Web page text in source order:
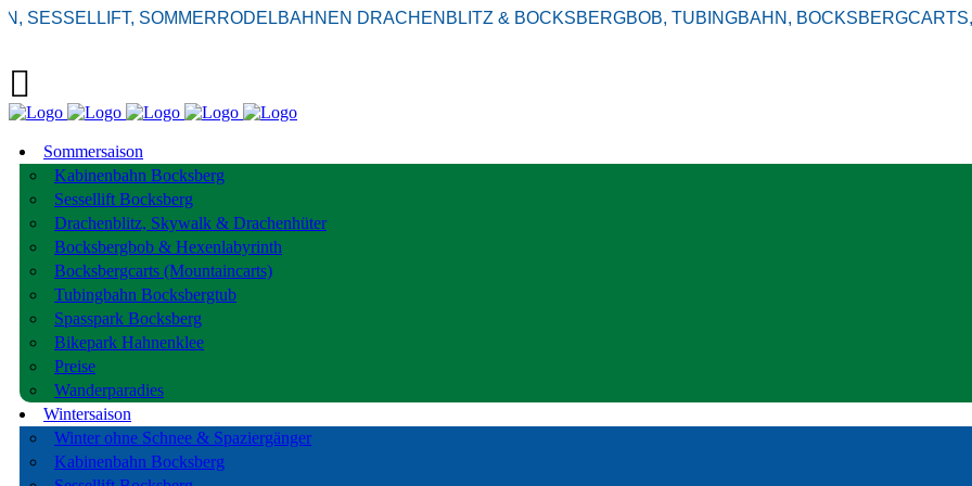
SOMMERRODELBAHNEN DRACHENBLITZ & BOCKSBERGBOB, TUBINGBAHN, BOCKSBERGCARTS,
Sommersaison
Kabinenbahn Bocksberg
Sessellift Bocksberg
Drachenblitz, Skywalk & Drachenhüter
Bocksbergbob & Hexenlabyrinth
Bocksbergcarts (Mountaincarts)
Tubingbahn Bocksbergtub
Spasspark Bocksberg
Bikepark Hahnenklee
Preise
Wanderparadies
Wintersaison
Winter ohne Schnee & Spaziergänger
Kabinenbahn Bocksberg